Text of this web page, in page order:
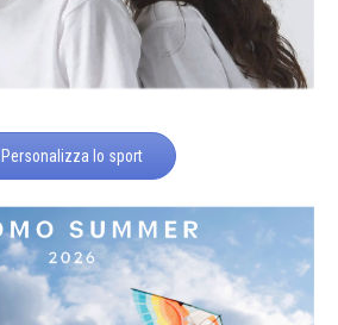
Personalizza lo sport